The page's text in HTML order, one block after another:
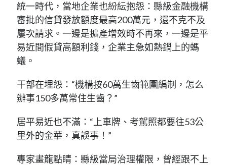
統一時代，當地企業也紛紜抱怨：縣級金融機構
審批的信貸發放額度最高200萬元，還不克不及
屢次請求。一邊是擴產增效時不再來，一邊是平
易近間假貸高額利錢，企業主急如熱鍋上的螞
蟻。
干部在埋怨：“機構按60萬生齒範圍編制，怎么
辦事150多萬常住生齒？”
居平易近也不滿：“上車牌、考駕照都要往53公
里外的金華，真誤事！”
專家畫龍點睛：縣級當局治理權限，曾經跟不上